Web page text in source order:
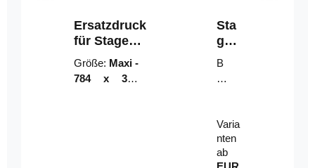
Ersatzdruck
für Stage
Riser
Größe: Maxi -
784 x 314
Sta
geri
ser-
LE
D-
el
B
un
mi
t
Fe
Varia
nten
ab